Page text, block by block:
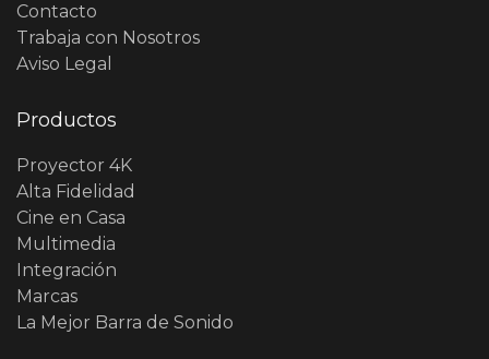
Contacto
Trabaja con Nosotros
Aviso Legal
Productos
Proyector 4K
Alta Fidelidad
Cine en Casa
Multimedia
Integración
Marcas
La Mejor Barra de Sonido